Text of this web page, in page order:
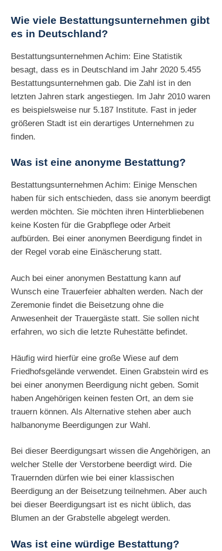
Wie viele Bestattungsunternehmen gibt
es in Deutschland?
Bestattungsunternehmen Achim: Eine Statistik
besagt, dass es in Deutschland im Jahr 2020 5.455
Bestattungsunternehmen gab. Die Zahl ist in den
letzten Jahren stark angestiegen. Im Jahr 2010 waren
es beispielsweise nur 5.187 Institute. Fast in jeder
größeren Stadt ist ein derartiges Unternehmen zu
finden.
Was ist eine anonyme Bestattung?
Bestattungsunternehmen Achim: Einige Menschen
haben für sich entschieden, dass sie anonym beerdigt
werden möchten. Sie möchten ihren Hinterbliebenen
keine Kosten für die Grabpflege oder Arbeit
aufbürden. Bei einer anonymen Beerdigung findet in
der Regel vorab eine Einäscherung statt.
Auch bei einer anonymen Bestattung kann auf
Wunsch eine Trauerfeier abhalten werden. Nach der
Zeremonie findet die Beisetzung ohne die
Anwesenheit der Trauergäste statt. Sie sollen nicht
erfahren, wo sich die letzte Ruhestätte befindet.
Häufig wird hierfür eine große Wiese auf dem
Friedhofsgelände verwendet. Einen Grabstein wird es
bei einer anonymen Beerdigung nicht geben. Somit
haben Angehörigen keinen festen Ort, an dem sie
trauern können. Als Alternative stehen aber auch
halbanonyme Beerdigungen zur Wahl.
Bei dieser Beerdigungsart wissen die Angehörigen, an
welcher Stelle der Verstorbene beerdigt wird. Die
Trauernden dürfen wie bei einer klassischen
Beerdigung an der Beisetzung teilnehmen. Aber auch
bei dieser Beerdigungsart ist es nicht üblich, das
Blumen an der Grabstelle abgelegt werden.
Was ist eine würdige Bestattung?